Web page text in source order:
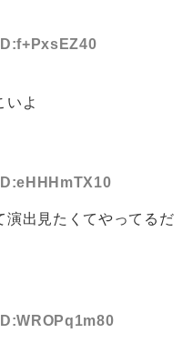
いよ
演出見たくてやってるだ